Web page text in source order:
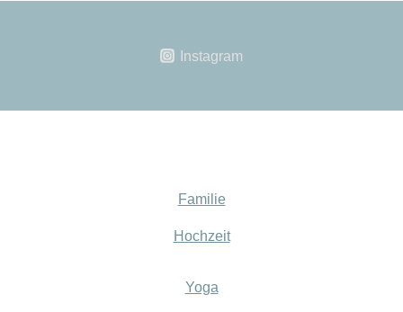
Instagram
Familie
Hochzeit
Yoga